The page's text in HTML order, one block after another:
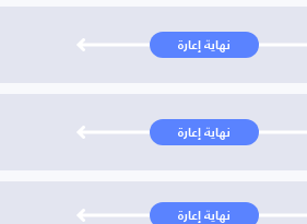
نهاية إعارة
نهاية إعارة
نهاية إعارة